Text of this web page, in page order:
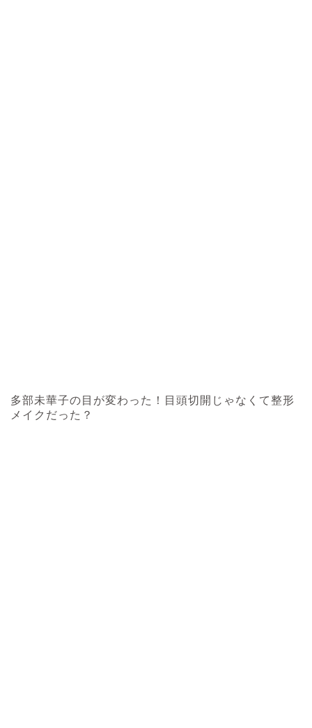
多部未華子の目が変わった！目頭切開じゃなくて整形
メイクだった？